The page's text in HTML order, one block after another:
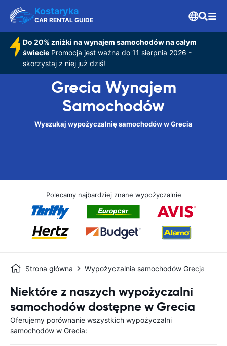
Kostaryka
CAR RENTAL GUIDE
Do 20% zniżki na wynajem samochodów na całym
świeciePromocja jest ważna do 11 sierpnia 2026 -
skorzystaj z niej już dziś!
Grecia Wynajem
Samochodów
Wyszukaj wypożyczalnię samochodów w Grecia
Polecamy najbardziej znane wypożyczalnie
Strona główna Wypożyczalnia samochodów Grecja
Niektóre z naszych wypożyczalni
samochodów dostępne w Grecia
Oferujemy porównanie wszystkich wypożyczalni
samochodów w Grecia: